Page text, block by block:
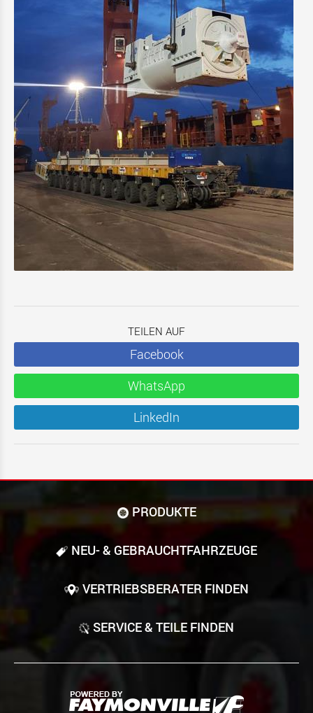
TEILEN AUF
Facebook
WhatsApp
LinkedIn
PRODUKTE
NEU- & GEBRAUCHT­FAHRZEUGE
VERTRIEBSBERATER FINDEN
SERVICE & TEILE FINDEN